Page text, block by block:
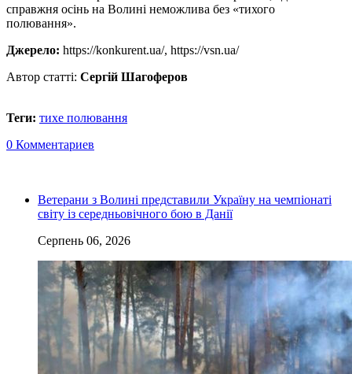
справжня осінь на Волині неможлива без «тихого
полювання».
Джерело: https://konkurent.ua/, https://vsn.ua/
Автор статті: Сергій Шагоферов
Теги: тихе полювання
0 Комментариев
Ветерани з Волині представили Україну на чемпіонаті
світу із середньовічного бою в Данії
Серпень 06, 2026